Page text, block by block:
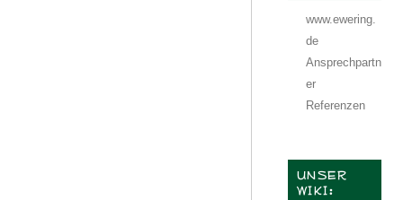
www.ewering.
de
Ansprechpartn
er
Referenzen
UNSER
WIKI: